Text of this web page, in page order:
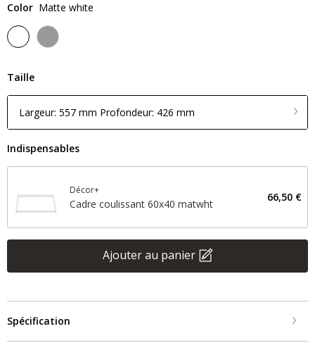
Color Matte white
Taille
Largeur: 557 mm Profondeur: 426 mm
Indispensables
Décor+
Cadre coulissant 60x40 matwht
66,50 €
Ajouter au panier
Spécification